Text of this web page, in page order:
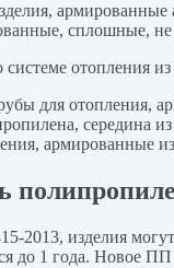
армированные
сплошные,
для отопления,
середина
армированные
изделия могут
до 1 года. Новое